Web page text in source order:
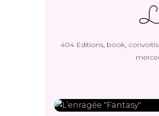
404 Editions, book,